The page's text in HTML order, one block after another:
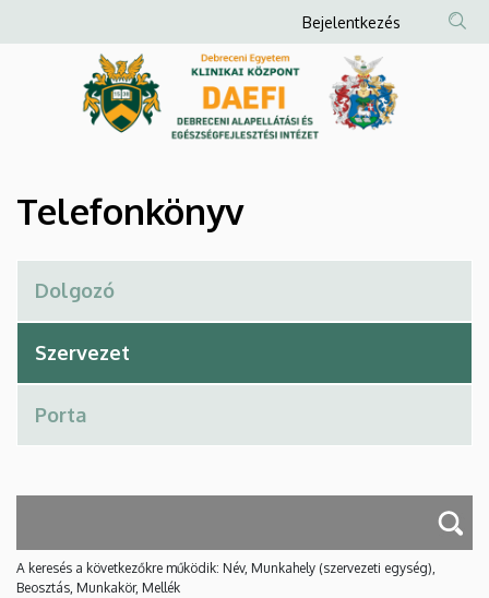
Debreceni
és
Egészségfejlesztési
Intézet
a
Anonim
Felhasználói
fiók
menüje
Bejelentkezés
Telefonkönyv
A keresés a következőkre működik: Név, Munkahely (szervezeti egység),
Beosztás, Munkakör, Mellék